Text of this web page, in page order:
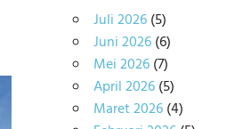
Juli 2026(5)
Juni 2026(6)
Mei 2026(7)
April 2026(5)
Maret 2026(4)